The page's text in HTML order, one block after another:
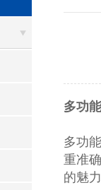
多功
多功
重准
的魅